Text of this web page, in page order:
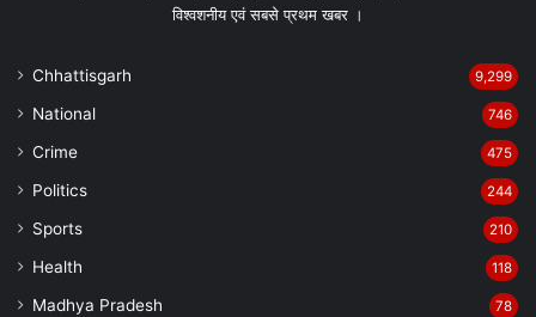
विश्वशनीय एवं सबसे प्रथम खबर ।
Chhattisgarh 9,299
National 746
Crime 475
Politics 244
Sports 210
Health 118
Madhya Pradesh 78